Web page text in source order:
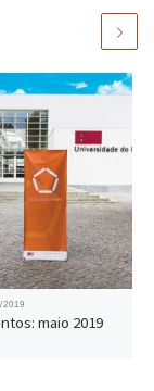
2019
maio 2019